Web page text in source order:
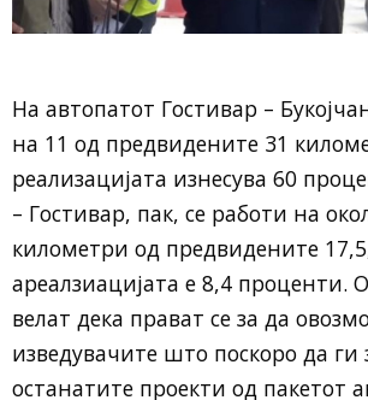
На автопатот Гостивар –
на 11 од предвидените 31
реализацијата изнесува 60
– Гостивар, пак, се работи на
километри од предвидените
ареалзиацијата е 8,4 проценти.
велат дека прават се за да
изведувачите што поскоро да ги
останатите проекти од пакетот